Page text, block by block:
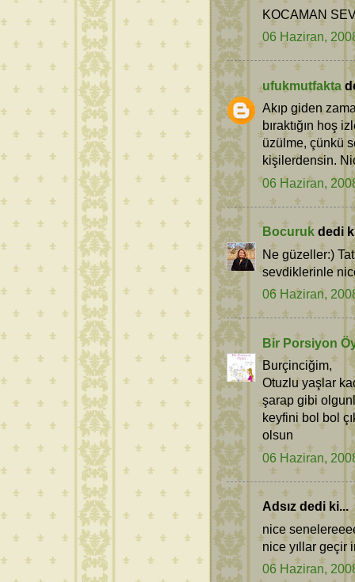
KOCAMAN
06 Haziran,
ufukmutfakta
Akıp giden
bıraktığın hoş
üzülme, çünkü
kişilerdensin.
06 Haziran,
Bocuruk dedi
Ne güzeller:)
sevdiklerinle
06 Haziran,
Bir Porsiyon
Burçinciğim,
Otuzlu yaşlar
şarap gibi
keyfini bol bol
olsun
06 Haziran,
Adsız dedi ki...
nice
nice yıllar geçir
06 Haziran,